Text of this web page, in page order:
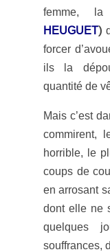
femme,
HEUGUET)
forcer
ils la
quantité de
Mais c’est
commirent,
horrible, le
coups de
en arrosant
dont elle ne
quelques
souffrances,